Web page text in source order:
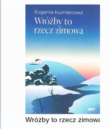
Wróżby to rzecz zimowa